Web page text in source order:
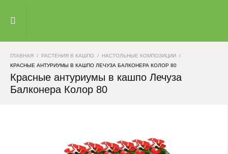
ГЛАВНАЯ РАСТЕНИЯ В КАШПО
НАСТОЛЬНЫЕ КОМПОЗИЦИИ
КРАСНЫЕ АНТУРИУМЫ В КАШПО ЛЕЧУЗА БАЛКОНЕРА КОЛОР 80
Красные антуриумы в кашпо Лечуза
Балконера Колор 80